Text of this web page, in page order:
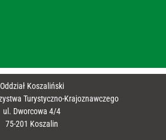
Oddział Koszaliński
Turystyczno-Krajoznawczego
ul. Dworcowa 4/4
75-201 Koszalin